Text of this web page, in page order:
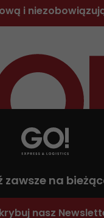
i
zawsze na
nasz